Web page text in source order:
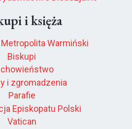
i księża
Warmiński
Biskupi
i zgromadzenia
Parafie
Episkopatu Polski
Vatican